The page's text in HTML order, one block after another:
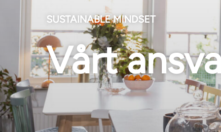
SUSTAINABLE MINDSET
Vårt